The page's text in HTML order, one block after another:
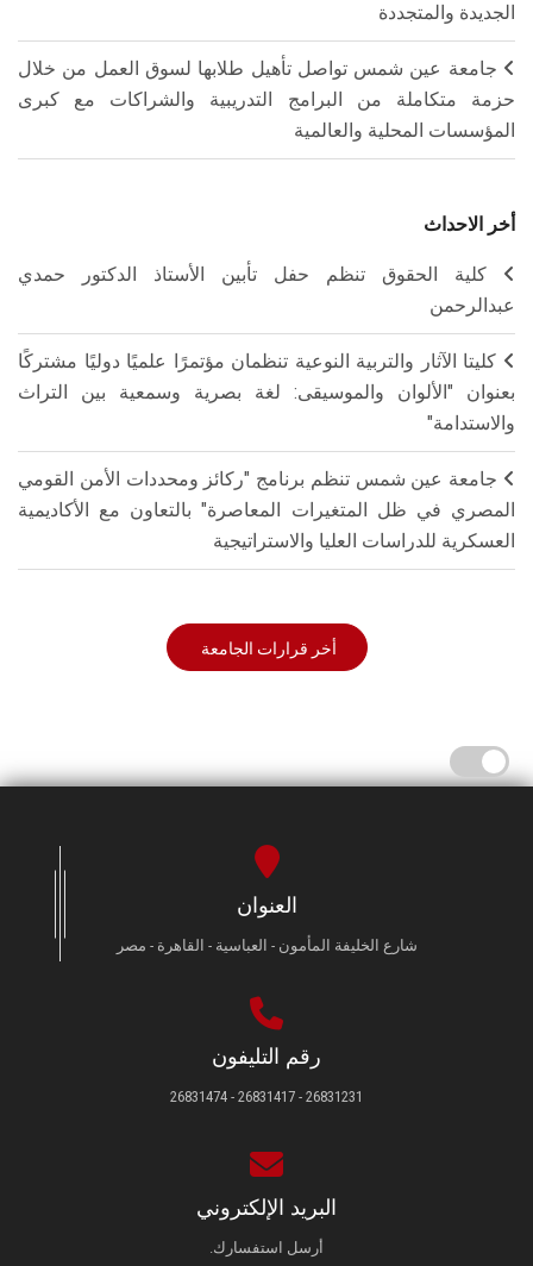
الجديدة والمتجددة
جامعة عين شمس تواصل تأهيل طلابها لسوق العمل من خلال
حزمة متكاملة من البرامج التدريبية والشراكات مع كبرى
المؤسسات المحلية والعالمية
أخر الاحداث
كلية الحقوق تنظم حفل تأبين الأستاذ الدكتور حمدي
عبدالرحمن
كليتا الآثار والتربية النوعية تنظمان مؤتمرًا علميًا دوليًا مشتركًا
بعنوان "الألوان والموسيقى: لغة بصرية وسمعية بين التراث
والاستدامة"
جامعة عين شمس تنظم برنامج "ركائز ومحددات الأمن القومي
المصري في ظل المتغيرات المعاصرة" بالتعاون مع الأكاديمية
العسكرية للدراسات العليا والاستراتيجية
أخر قرارات الجامعة
العنوان
شارع الخليفة المأمون - العباسية - القاهرة - مصر
رقم التليفون
26831231 - 26831417 - 26831474
البريد الإلكتروني
أرسل استفسارك.